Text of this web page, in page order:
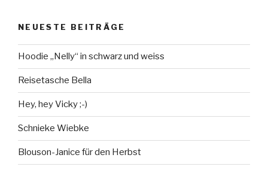
NEUESTE BEITRÄGE
Hoodie „Nelly“ in schwarz und weiss
Reisetasche Bella
Hey, hey Vicky ;-)
Schnieke Wiebke
Blouson-Janice für den Herbst